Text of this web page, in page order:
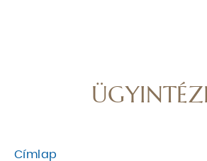
Címlap